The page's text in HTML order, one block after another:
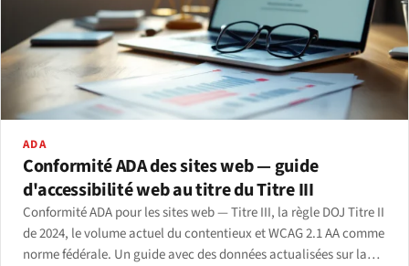
ADA
Conformité ADA des sites web — guide
d'accessibilité web au titre du Titre III
Conformité ADA pour les sites web — Titre III, la règle DOJ Titre II
de 2024, le volume actuel du contentieux et WCAG 2.1 AA comme
norme fédérale. Un guide avec des données actualisées sur la